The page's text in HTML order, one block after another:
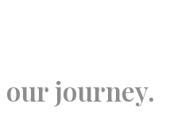
our journey.